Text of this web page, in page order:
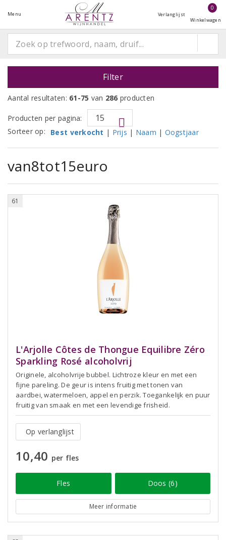
Menu Verlanglijst
0
Winkelwagen
Filter
Aantal resultaten: 61-75 van 286 producten
Producten per pagina:
Sorteer op:
Best verkocht | Prijs | Naam | Oogstjaar
van8tot15euro
61
L'Arjolle Côtes de Thongue Equilibre Zéro
Sparkling Rosé alcoholvrij
Originele, alcoholvrije bubbel. Lichtroze kleur en met een
fijne pareling. De geur is intens fruitig met tonen van
aardbei, watermeloen, appel en perzik. Toegankelijk en puur
fruitig van smaak en met een levendige frisheid.
Op verlanglijst
10,40 per fles
Fles Doos (6)
Meer informatie